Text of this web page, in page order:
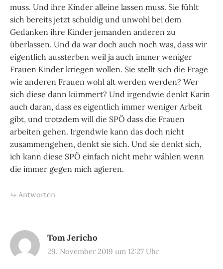
muss. Und ihre Kinder alleine lassen muss. Sie fühlt
sich bereits jetzt schuldig und unwohl bei dem
Gedanken ihre Kinder jemanden anderen zu
überlassen. Und da war doch auch noch was, dass wir
eigentlich aussterben weil ja auch immer weniger
Frauen Kinder kriegen wollen. Sie stellt sich die Frage
wie anderen Frauen wohl alt werden werden? Wer
sich diese dann kümmert? Und irgendwie denkt Karin
auch daran, dass es eigentlich immer weniger Arbeit
gibt, und trotzdem will die SPÖ dass die Frauen
arbeiten gehen. Irgendwie kann das doch nicht
zusammengehen, denkt sie sich. Und sie denkt sich,
ich kann diese SPÖ einfach nicht mehr wählen wenn
die immer gegen mich agieren.
Antworten
Tom Jericho
29. November 2019 um 12:27 Uhr